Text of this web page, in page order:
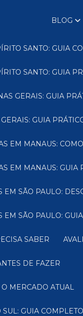
BLOG
SANTO: GUIA
SANTO: GUIA
GERAIS: GUIA
GUIA
EM MANAUS:
EM MANAUS: GUIA
EM SÃO PAULO:
EM SÃO PAULO:
SABER
DE FAZER
MERCADO ATUAL
GUIA COMPLETO